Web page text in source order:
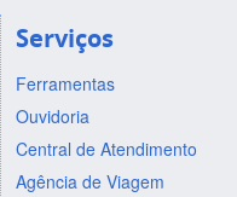
Serviços
Ferramentas
Ouvidoria
Central de Atendimento
Agência de Viagem